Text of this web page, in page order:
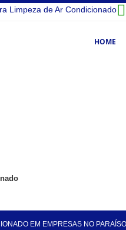
Limpeza de Ar Condicionado
HOME
EM EMPRESAS NO PARAÍSO